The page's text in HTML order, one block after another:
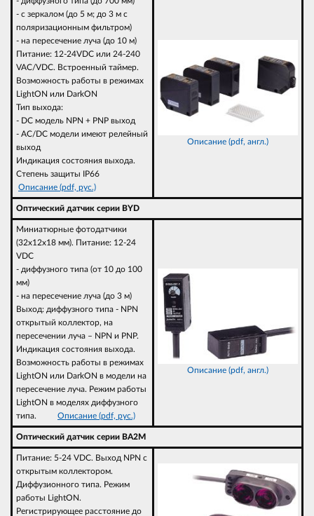
- с зеркалом (до 5 м; до 3 м с
поляризационным фильтром)
- на пересечение луча (до 10 м)
Питание: 12-24VDC или 24-240
VAC/VDC. Встроенный таймер.
Возможность работы в режимах
LightON или DarkON
Тип выхода:
- DC модель NPN + PNP выход
- AC/DC модели имеют релейный
выход
Индикация состояния выхода.
Степень защиты IP66
Описание (pdf, рус.)
Описание (pdf, англ.)
Оптический датчик серии BYD
Миниатюрные фотодатчики
(32х12х18 мм). Питание: 12-24
VDC
- диффузного типа (от 10 до 100
мм)
- на пересечение луча (до 3 м)
Выход: диффузного типа - NPN
открытый коллектор, на
пересечении луча – NPN и PNP.
Индикация состояния выхода.
Возможность работы в режимах
LightON или DarkON в модели на
пересечение луча. Режим работы
LightON в моделях диффузного
типа. Описание (pdf, рус.)
Описание (pdf, англ.)
Оптический датчик серии BA2M
Питание: 5-24 VDC. Выход NPN с
открытым коллектором.
Диффузионного типа. Режим
работы LightON.
Регистрирующее расстояние до